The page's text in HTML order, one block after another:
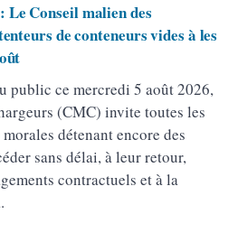
Conseil malien des
de conteneurs vides à les
public ce mercredi 5 août 2026,
(CMC) invite toutes les
détenant encore des
sans délai, à leur retour,
contractuels et à la